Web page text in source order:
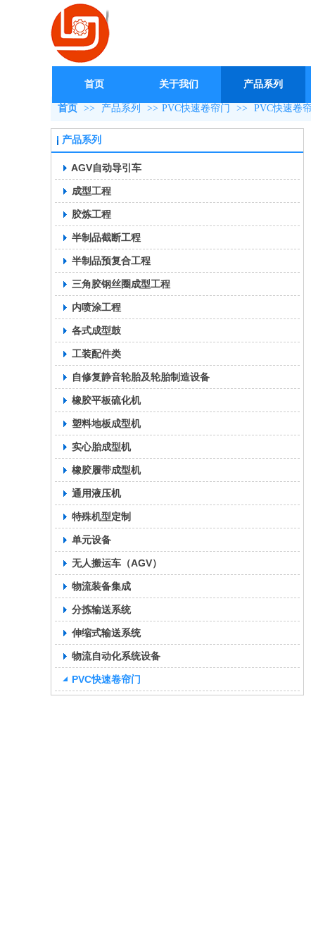
首页 关于我们 产品系列
首页 >> 产品系列 >> PVC快速卷帘门 >> PVC快速卷
产品系列
AGV自动导引车
成型工程
胶炼工程
半制品截断工程
半制品预复合工程
三角胶钢丝圈成型工程
内喷涂工程
各式成型鼓
工装配件类
自修复静音轮胎及轮胎制造设备
橡胶平板硫化机
塑料地板成型机
实心胎成型机
橡胶履带成型机
通用液压机
特殊机型定制
单元设备
无人搬运车（AGV）
物流装备集成
分拣输送系统
伸缩式输送系统
物流自动化系统设备
PVC快速卷帘门